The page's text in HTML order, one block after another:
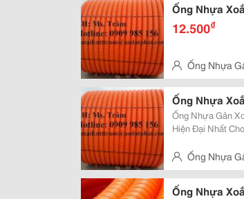
Ống Nhựa
12.500₫
Ống Nhựa
Thọ, Q.thủ Đức
Ống Nhựa
Ống Nhựa Gân
Hiện Đại Nhất
Khả Năng Chịu
Ống Nhựa
Thọ, Q.thủ Đức
Ống Nhựa